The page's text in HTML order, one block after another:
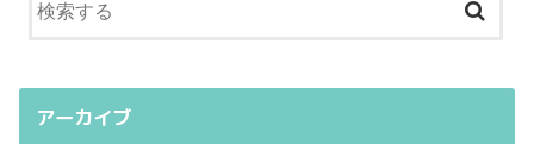
アーカイブ